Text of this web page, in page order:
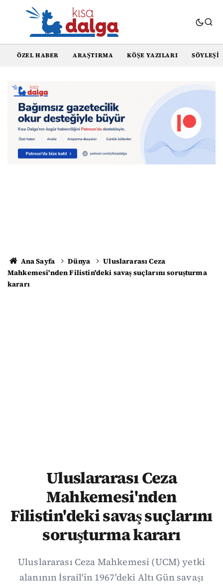
ÖZEL HABER ARAŞTIRMA KÖŞE YAZILARI SÖYLEŞI
Ana Sayfa Dünya
Uluslararası Ceza
Mahkemesi'nden Filistin'deki savaş suçlarını soruşturma
kararı
Uluslararası Ceza
Mahkemesi'nden
Filistin'deki savaş suçlarını
soruşturma kararı
Uluslararası Ceza Mahkemesi (UCM) yetki
alanının İsrail'in 1967'deki Altı Gün savaşı